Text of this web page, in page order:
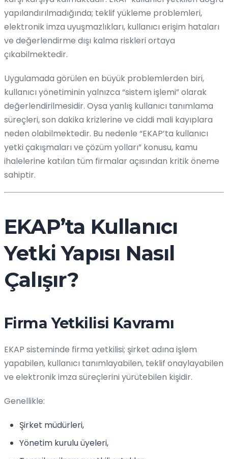
yapılandırılmadığında; teklif yükleme problemleri,
elektronik imza uyuşmazlıkları, kullanıcı erişim hataları
ve değerlendirme dışı kalma riskleri ortaya
çıkabilmektedir.
Uygulamada görülen en büyük problemlerden biri,
kullanıcı yönetiminin yalnızca “sistem işlemi” olarak
değerlendirilmesidir. Oysa yanlış kullanıcı tanımlama
süreçleri, son dakika krizlerine ve ciddi mali kayıplara
neden olabilmektedir. Bu nedenle “EKAP’ta kullanıcı
yetki çakışmaları ve çözüm yolları” konusu, kamu
ihalelerine katılan tüm firmalar açısından kritik öneme
sahiptir.
EKAP’ta Kullanıcı
Yetki Yapısı Nasıl
Çalışır?
Firma Yetkilisi Kavramı
EKAP sisteminde firma yetkilisi; şirket adına işlem
yapabilen, kullanıcı tanımlayabilen, teklif onaylayabilen
ve elektronik imza süreçlerini yürütebilen kişidir.
Genellikle:
Şirket müdürleri,
Yönetim kurulu üyeleri,